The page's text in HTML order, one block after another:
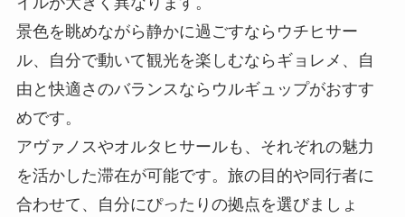
景色を眺めながら静かに過ごすならウチヒサー
ル、自分で動いて観光を楽しむならギョレメ、自
由と快適さのバランスならウルギュップがおすす
めです。
アヴァノスやオルタヒサールも、それぞれの魅力
を活かした滞在が可能です。旅の目的や同行者に
合わせて、自分にぴったりの拠点を選びましょ